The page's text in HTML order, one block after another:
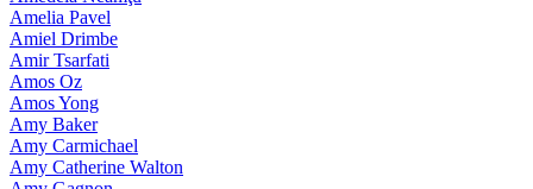
Amelia Pavel
Amiel Drimbe
Amir Tsarfati
Amos Oz
Amos Yong
Amy Baker
Amy Carmichael
Amy Catherine Walton